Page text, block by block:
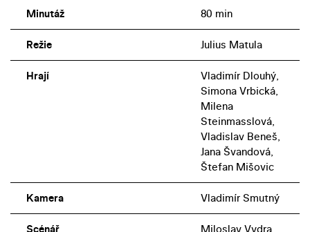
Minutáž 80 min
Režie Julius Matula
Hrají
Vladimír Dlouhý,
Simona Vrbická,
Milena
Steinmasslová,
Vladislav Beneš,
Jana Švandová,
Štefan Mišovic
Kamera Vladimír Smutný